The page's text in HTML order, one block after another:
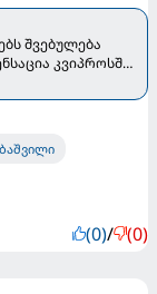
შვებულება
კვიპროსში
(0)/ (0)